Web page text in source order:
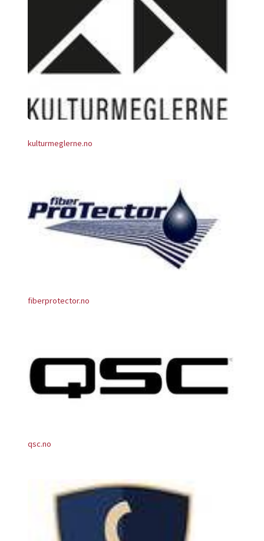
kulturmeglerne.no
fiberprotector.no
qsc.no